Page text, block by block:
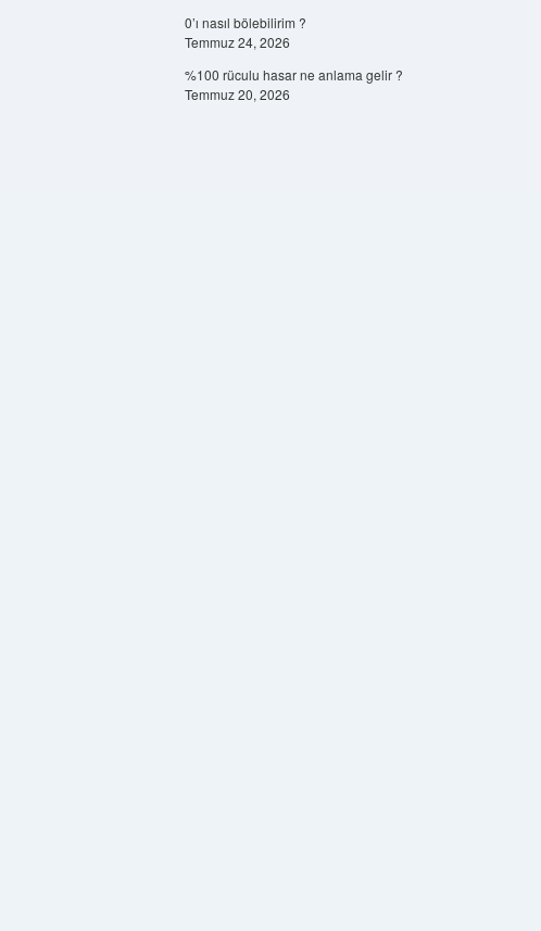
0’ı nasıl bölebilirim ?
Temmuz 24, 2026
%100 rüculu hasar ne anlama gelir ?
Temmuz 20, 2026